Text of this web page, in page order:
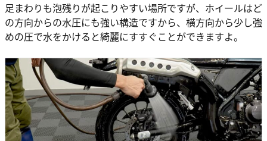
足まわりも泡残りが起こりやすい場所ですが、ホイールはど
の方向からの水圧にも強い構造ですから、横方向から少し強
めの圧で水をかけると綺麗にすすぐことができますよ。